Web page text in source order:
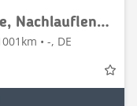
Doll LOGO H3L-14XL, Liftachse, Nachlauflenkachse,
• -, DE